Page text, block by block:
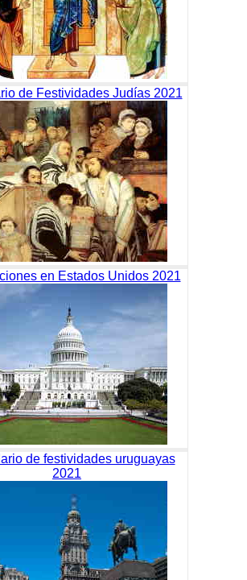
de Festividades Judías 2021
en Estados Unidos 2021
de festividades uruguayas
2021